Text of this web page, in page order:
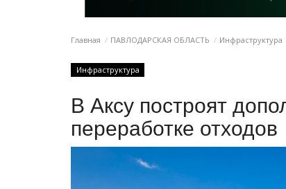
Главная ПАВЛОДАРСКАЯ ОБЛАСТЬ Инфраструктура
Инфраструктура
В Аксу построят
переработке отходов